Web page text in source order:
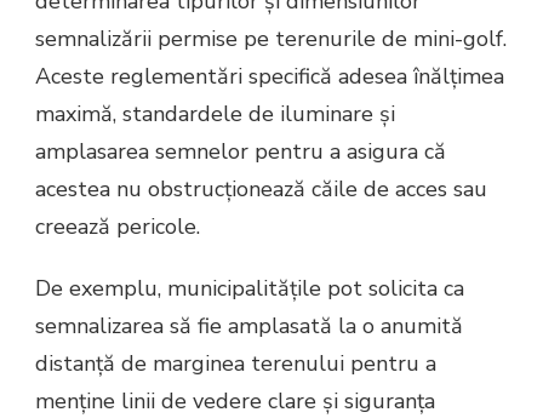
semnalizării permise pe terenurile de mini-golf.
Aceste reglementări specifică adesea înălțimea
maximă, standardele de iluminare și
amplasarea semnelor pentru a asigura că
acestea nu obstrucționează căile de acces sau
creează pericole.
De exemplu, municipalitățile pot solicita ca
semnalizarea să fie amplasată la o anumită
distanță de marginea terenului pentru a
menține linii de vedere clare și siguranța